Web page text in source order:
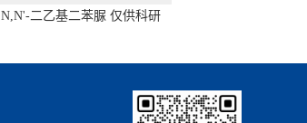
N,N'-二乙基二苯脲 仅供科研